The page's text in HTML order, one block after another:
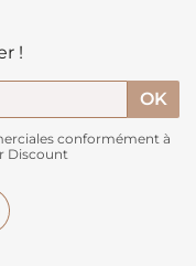
!
conformément à
Discount